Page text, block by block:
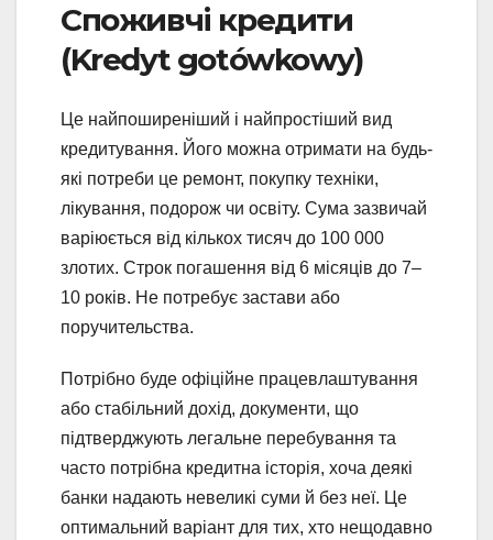
Споживчі кредити
(Kredyt gotówkowy)
Це найпоширеніший і найпростіший вид
кредитування. Його можна отримати на будь-
які потреби це ремонт, покупку техніки,
лікування, подорож чи освіту. Сума зазвичай
варіюється від кількох тисяч до 100 000
злотих. Строк погашення від 6 місяців до 7–
10 років. Не потребує застави або
поручительства.
Потрібно буде офіційне працевлаштування
або стабільний дохід, документи, що
підтверджують легальне перебування та
часто потрібна кредитна історія, хоча деякі
банки надають невеликі суми й без неї. Це
оптимальний варіант для тих, хто нещодавно